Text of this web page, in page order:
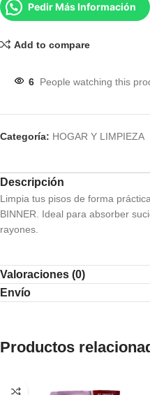
Pedir Más Información
Add to compare
6 People watching this
Categoría: HOGAR Y LIMPIEZA
Descripción
Limpia tus pisos de forma
BINNER. Ideal para absorber
rayones.
Valoraciones (0)
Envío
Productos